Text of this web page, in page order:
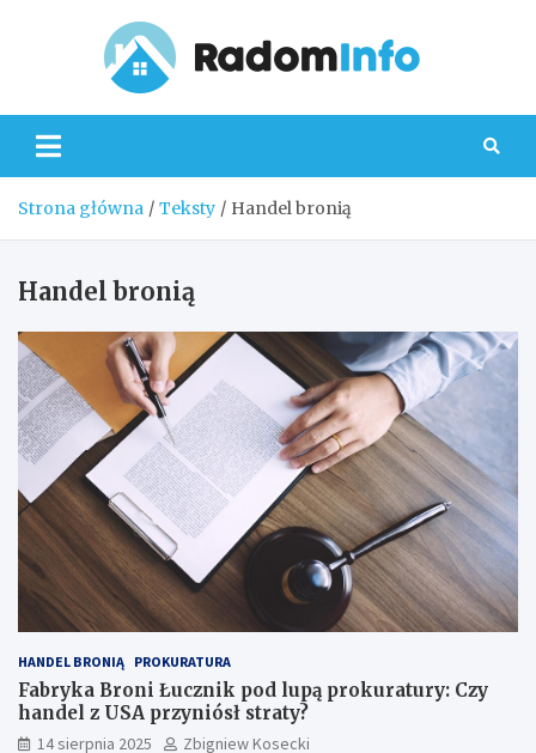
Strona główna Teksty Handel bronią
Handel bronią
HANDEL BRONIĄ PROKURATURA
Fabryka Broni Łucznik pod lupą prokuratury: Czy
handel z USA przyniósł straty?
14 sierpnia 2025
Zbigniew Kosecki